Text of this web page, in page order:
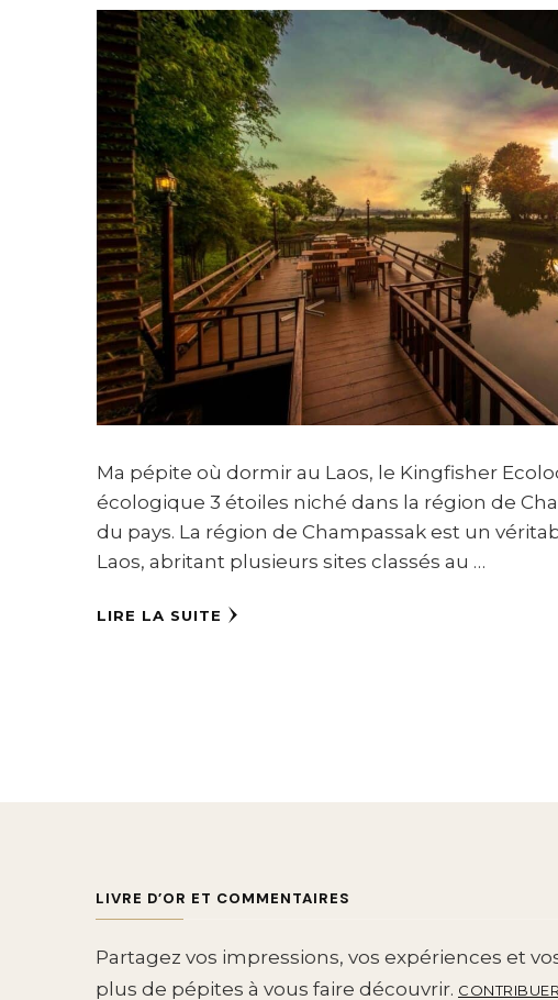
Ma pépite où dormir au Laos, le Kingfisher
écologique 3 étoiles niché dans la région de
du pays. La région de Champassak est un
Laos, abritant plusieurs sites classés au …
LIRE LA SUITE
LIVRE D’OR ET COMMENTAIRES
Partagez vos impressions, vos expériences et
plus de pépites à vous faire découvrir.